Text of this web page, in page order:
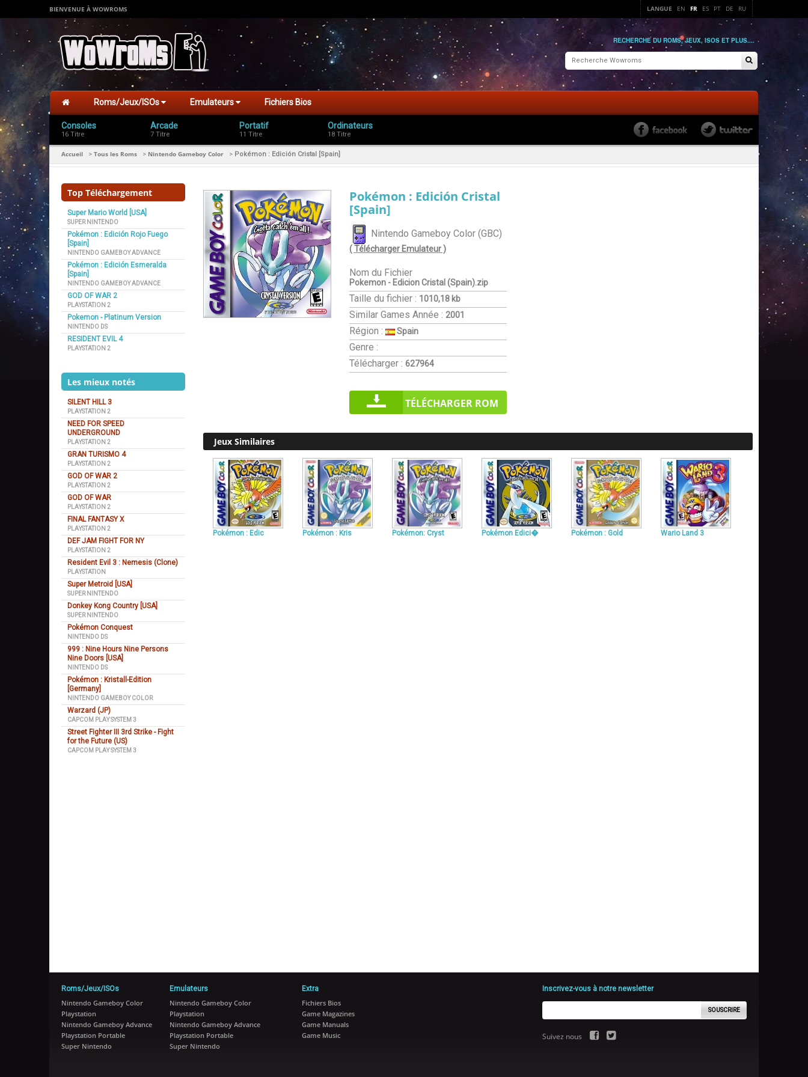
BIENVENUE À WOWROMS LANGUE EN FR ES PT DE RU
RECHERCHE DU ROMS, JEUX, ISOS ET PLUS....
Roms/Jeux/ISOs Emulateurs Fichiers Bios
Consoles
16 Titre
Arcade
7 Titre
Portatif
11 Titre
Ordinateurs
18 Titre
Accueil > Tous les Roms > Nintendo Gameboy Color > Pokémon : Edición Cristal [Spain]
Top Téléchargement
Super Mario World [USA]
SUPER NINTENDO
Pokémon : Edición Rojo Fuego
[Spain]
NINTENDO GAMEBOY ADVANCE
Pokémon : Edición Esmeralda
[Spain]
NINTENDO GAMEBOY ADVANCE
GOD OF WAR 2
PLAYSTATION 2
Pokemon - Platinum Version
NINTENDO DS
RESIDENT EVIL 4
PLAYSTATION 2
Les mieux notés
SILENT HILL 3
PLAYSTATION 2
NEED FOR SPEED
UNDERGROUND
PLAYSTATION 2
GRAN TURISMO 4
PLAYSTATION 2
GOD OF WAR 2
PLAYSTATION 2
GOD OF WAR
PLAYSTATION 2
FINAL FANTASY X
PLAYSTATION 2
DEF JAM FIGHT FOR NY
PLAYSTATION 2
Resident Evil 3 : Nemesis (Clone)
PLAYSTATION
Super Metroid [USA]
SUPER NINTENDO
Donkey Kong Country [USA]
SUPER NINTENDO
Pokémon Conquest
NINTENDO DS
999 : Nine Hours Nine Persons
Nine Doors [USA]
NINTENDO DS
Pokémon : Kristall-Edition
[Germany]
NINTENDO GAMEBOY COLOR
Warzard (JP)
CAPCOM PLAY SYSTEM 3
Street Fighter III 3rd Strike - Fight
for the Future (US)
CAPCOM PLAY SYSTEM 3
Pokémon : Edición Cristal
[Spain]
Nintendo Gameboy Color (GBC)
( Télécharger Emulateur )
Nom du Fichier
Pokemon - Edicion Cristal (Spain).zip
Taille du fichier : 1010,18 kb
Similar GamesAnnée : 2001
Région : Spain
Genre :
Télécharger : 627964
TÉLÉCHARGER ROM
Jeux Similaires
Pokémon : Edic Pokémon : Kris Pokémon: Cryst Pokémon Edici� Pokémon : Gold Wario Land 3
Roms/Jeux/ISOs
Nintendo Gameboy Color
Playstation
Nintendo Gameboy Advance
Playstation Portable
Super Nintendo
Emulateurs
Nintendo Gameboy Color
Playstation
Nintendo Gameboy Advance
Playstation Portable
Super Nintendo
Extra
Fichiers Bios
Game Magazines
Game Manuals
Game Music
Inscrivez-vous à notre newsletter
SOUSCRIRE
Suivez nous